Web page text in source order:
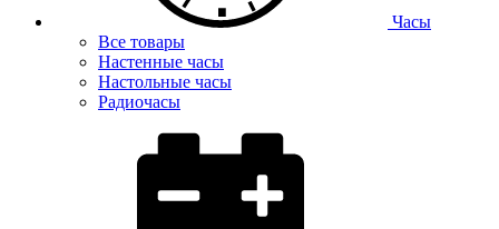
Часы
Все товары
Настенные часы
Настольные часы
Радиочасы